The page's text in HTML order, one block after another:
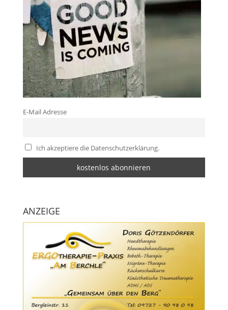
E-Mail Adresse
Ich akzeptiere die Datenschutzerklärung.
ANZEIGE